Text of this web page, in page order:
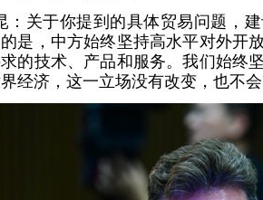
：关于你提到的具体贸易问题，
是，中方始终坚持高水平对外开
的技术、产品和服务。我们始终
经济，这一立场没有改变，也不